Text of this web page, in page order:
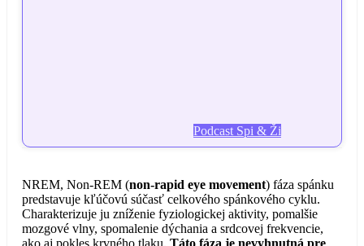
Podcast Spi & Ži
NREM, Non-REM (non-rapid eye movement) fáza spánku
predstavuje kľúčovú súčasť celkového spánkového cyklu.
Charakterizuje ju zníženie fyziologickej aktivity, pomalšie
mozgové vlny, spomalenie dýchania a srdcovej frekvencie,
ako aj pokles krvného tlaku. Táto fáza je nevyhnutná pre